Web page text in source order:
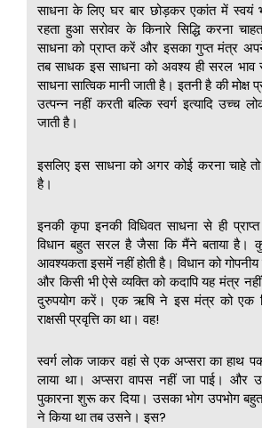
साधना के लिए घर बार छोड़कर एकांत में
रहता हुआ सरोवर के किनारे सिद्धि करना
साधना को प्राप्त करें और इसका गुप्त मंत्र
तब साधक इस साधना को अवश्य ही सरल
साधना सात्विक मानी जाती है। इतनी है की मोक्ष
उत्पन्न नहीं करती बल्कि स्वर्ग इत्यादि उच्च
जाती है।
इसलिए इस साधना को अगर कोई करना चाहे
है।
इनकी कृपा इनकी विधिवत साधना से ही
विधान बहुत सरल है जैसा कि मैंने बताया
आवश्यकता इसमें नहीं होती है। विधान को
और किसी भी ऐसे व्यक्ति को कदापि यह मंत्र
दुरुपयोग करें। एक ऋषि ने इस मंत्र को एक
राक्षसी प्रवृत्ति का था। वह!
स्वर्ग लोक जाकर वहां से एक अप्सरा का हाथ
लाया था। अप्सरा वापस नहीं जा पाई। और
पुकारना शुरू कर दिया। उसका भोग उपभोग
ने किया था तब उसने। इस?